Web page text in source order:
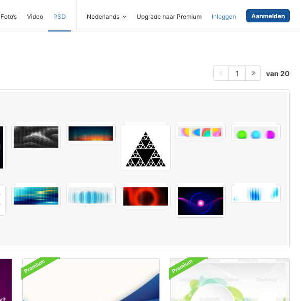
Foto‘s Video PSD Nederlands Upgrade naar Premium Inloggen Aanmelden
1 van 20